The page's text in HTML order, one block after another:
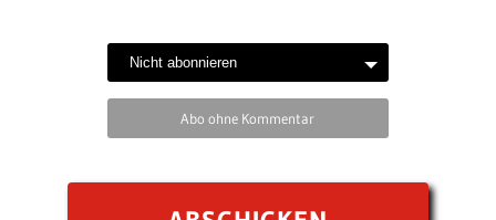
Abo ohne Kommentar